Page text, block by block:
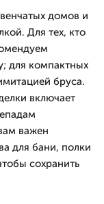
домов и
Для тех, кто
для компактных
бруса.
включает
важен
для бани, полки
сохранить